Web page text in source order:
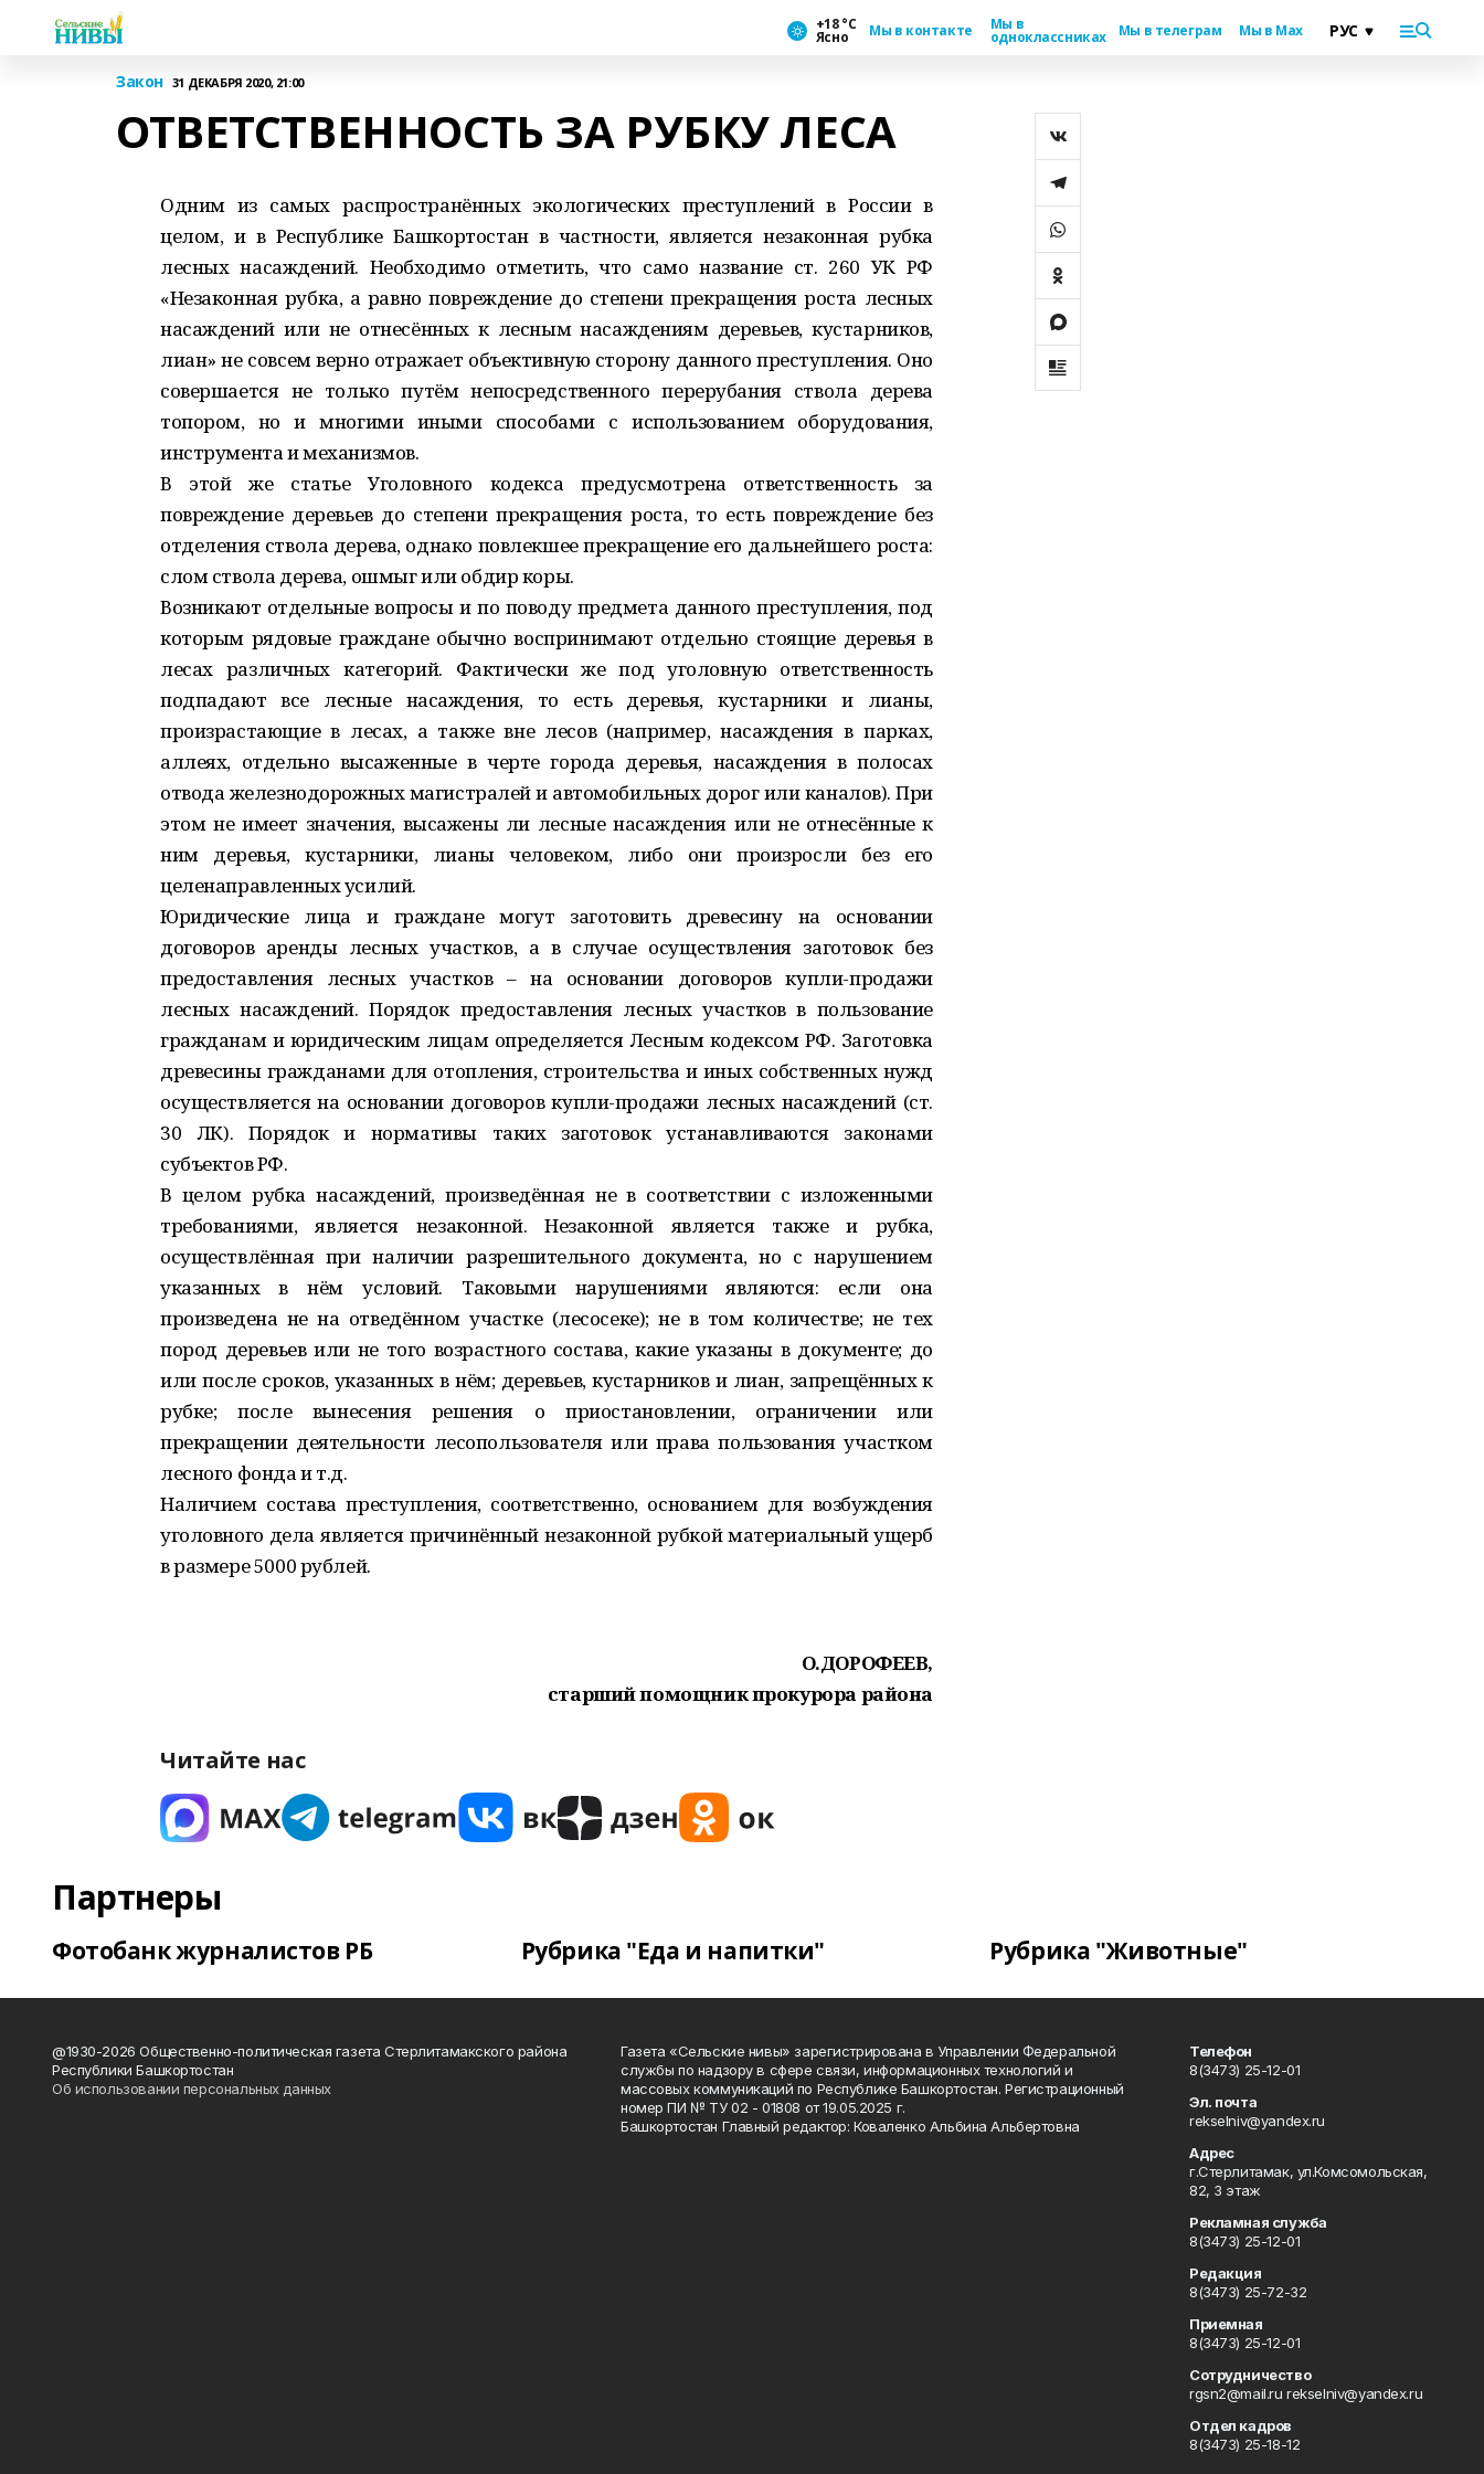
+18 °С
Ясно Мы в контакте Мы в
одноклассниках Мы в телеграм Мы в Max
Закон 31 ДЕКАБРЯ 2020, 21:00
ОТВЕТСТВЕННОСТЬ ЗА РУБКУ ЛЕСА
Одним из самых распространённых экологических преступлений в России в
целом, и в Республике Башкортостан в частности, является незаконная рубка
лесных насаждений. Необходимо отметить, что само название ст. 260 УК РФ
«Незаконная рубка, а равно повреждение до степени прекращения роста лесных
насаждений или не отнесённых к лесным насаждениям деревьев, кустарников,
лиан» не совсем верно отражает объективную сторону данного преступления. Оно
совершается не только путём непосредственного перерубания ствола дерева
топором, но и многими иными способами с использованием оборудования,
инструмента и механизмов.
В этой же статье Уголовного кодекса предусмотрена ответственность за
повреждение деревьев до степени прекращения роста, то есть повреждение без
отделения ствола дерева, однако повлекшее прекращение его дальнейшего роста:
слом ствола дерева, ошмыг или обдир коры.
Возникают отдельные вопросы и по поводу предмета данного преступления, под
которым рядовые граждане обычно воспринимают отдельно стоящие деревья в
лесах различных категорий. Фактически же под уголовную ответственность
подпадают все лесные насаждения, то есть деревья, кустарники и лианы,
произрастающие в лесах, а также вне лесов (например, насаждения в парках,
аллеях, отдельно высаженные в черте города деревья, насаждения в полосах
отвода железнодорожных магистралей и автомобильных дорог или каналов). При
этом не имеет значения, высажены ли лесные насаждения или не отнесённые к
ним деревья, кустарники, лианы человеком, либо они произросли без его
целенаправленных усилий.
Юридические лица и граждане могут заготовить древесину на основании
договоров аренды лесных участков, а в случае осуществления заготовок без
предоставления лесных участков – на основании договоров купли-продажи
лесных насаждений. Порядок предоставления лесных участков в пользование
гражданам и юридическим лицам определяется Лесным кодексом РФ. Заготовка
древесины гражданами для отопления, строительства и иных собственных нужд
осуществляется на основании договоров купли-продажи лесных насаждений (ст.
30 ЛК). Порядок и нормативы таких заготовок устанавливаются законами
субъектов РФ.
В целом рубка насаждений, произведённая не в соответствии с изложенными
требованиями, является незаконной. Незаконной является также и рубка,
осуществлённая при наличии разрешительного документа, но с нарушением
указанных в нём условий. Таковыми нарушениями являются: если она
произведена не на отведённом участке (лесосеке); не в том количестве; не тех
пород деревьев или не того возрастного состава, какие указаны в документе; до
или после сроков, указанных в нём; деревьев, кустарников и лиан, запрещённых к
рубке; после вынесения решения о приостановлении, ограничении или
прекращении деятельности лесопользователя или права пользования участком
лесного фонда и т.д.
Наличием состава преступления, соответственно, основанием для возбуждения
уголовного дела является причинённый незаконной рубкой материальный ущерб
в размере 5000 рублей.
О.ДОРОФЕЕВ,
старший помощник прокурора района
Читайте нас
Партнеры
Фотобанк журналистов РБ Рубрика "Еда и напитки" Рубрика "Животные"
@1930-2026 Общественно-политическая газета Стерлитамакского района
Республики Башкортостан
Об использовании персональных данных
Газета «Сельские нивы» зарегистрирована в Управлении Федеральной
службы по надзору в сфере связи, информационных технологий и
массовых коммуникаций по Республике Башкортостан. Регистрационный
номер ПИ № ТУ 02 - 01808 от 19.05.2025 г.
Башкортостан Главный редактор: Коваленко Альбина Альбертовна
Телефон
8(3473) 25-12-01
Эл. почта
rekselniv@yandex.ru
Адрес
г.Стерлитамак, ул.Комсомольская,
82, 3 этаж
Рекламная служба
8(3473) 25-12-01
Редакция
8(3473) 25-72-32
Приемная
8(3473) 25-12-01
Сотрудничество
rgsn2@mail.ru rekselniv@yandex.ru
Отдел кадров
8(3473) 25-18-12